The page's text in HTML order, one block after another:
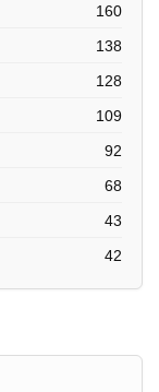
160
138
128
109
92
68
43
42